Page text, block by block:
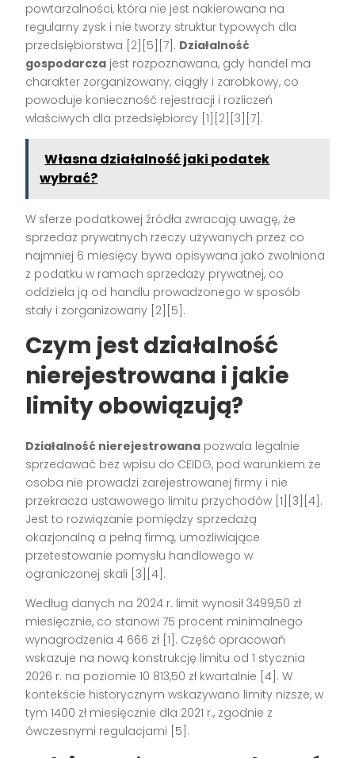
powtarzalności, która nie jest nakierowana na
regularny zysk i nie tworzy struktur typowych dla
przedsiębiorstwa [2][5][7]. Działalność
gospodarcza jest rozpoznawana, gdy handel ma
charakter zorganizowany, ciągły i zarobkowy, co
powoduje konieczność rejestracji i rozliczeń
właściwych dla przedsiębiorcy [1][2][3][7].
Własna działalność jaki podatek
wybrać?
W sferze podatkowej źródła zwracają uwagę, że
sprzedaż prywatnych rzeczy używanych przez co
najmniej 6 miesięcy bywa opisywana jako zwolniona
z podatku w ramach sprzedaży prywatnej, co
oddziela ją od handlu prowadzonego w sposób
stały i zorganizowany [2][5].
Czym jest działalność
nierejestrowana i jakie
limity obowiązują?
Działalność nierejestrowana pozwala legalnie
sprzedawać bez wpisu do CEIDG, pod warunkiem że
osoba nie prowadzi zarejestrowanej firmy i nie
przekracza ustawowego limitu przychodów [1][3][4].
Jest to rozwiązanie pomiędzy sprzedażą
okazjonalną a pełną firmą, umożliwiające
przetestowanie pomysłu handlowego w
ograniczonej skali [3][4].
Według danych na 2024 r. limit wynosił 3499,50 zł
miesięcznie, co stanowi 75 procent minimalnego
wynagrodzenia 4 666 zł [1]. Część opracowań
wskazuje na nową konstrukcję limitu od 1 stycznia
2026 r. na poziomie 10 813,50 zł kwartalnie [4]. W
kontekście historycznym wskazywano limity niższe, w
tym 1400 zł miesięcznie dla 2021 r., zgodnie z
ówczesnymi regulacjami [5].